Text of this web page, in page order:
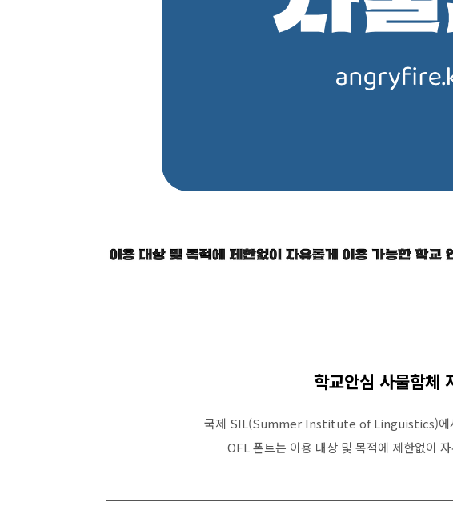
학교안심 사물함체
국제 SIL(Summer Institute of Linguistics)에
OFL 폰트는 이용 대상 및 목적에 제한없이